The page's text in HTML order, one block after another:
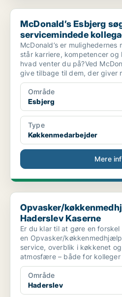
McDonald’s Esbjerg søger
McDonald’s Esbjerg
servicemindede
McDonald’s er mulighedernes
står karriere, kompetencer og
hvad venter du på?Ved
give tilbage til dem, der giver
Område
Esbjerg
Type
Køkkenmedarbejder
Mere
Opvasker/køkkenmedhjælper til
Opvasker/
Haderslev Kaserne
Er du klar til at gøre en
en Opvasker/
service, overblik i køkkenet
atmosfære – både for
Område
Haderslev